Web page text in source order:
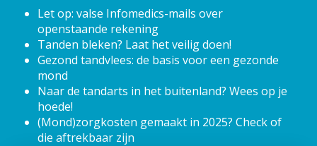
Let op: valse Infomedics-mails over
openstaande rekening
Tanden bleken? Laat het veilig doen!
Gezond tandvlees: de basis voor een gezonde
mond
Naar de tandarts in het buitenland? Wees op je
hoede!
(Mond)zorgkosten gemaakt in 2025? Check of
die aftrekbaar zijn